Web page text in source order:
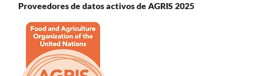
Proveedores de datos activos de AGRIS 2025